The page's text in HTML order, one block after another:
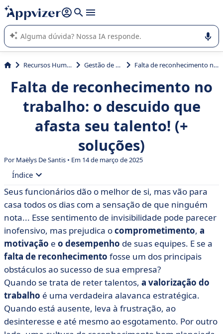
de nossa IA (várias linhas com
A IA do Appvizer o orienta no uso ou na seleção de software
SaaS para sua empresa.
Recursos Humanos (RH) Gestão de Talentos Falta de reconhecimento no trabalho: o descuido que afasta seu talento! (+ soluções)
Falta de reconhecimento no
trabalho: o descuido que
afasta seu talento! (+
soluções)
PorMaëlys De Santis • Em 14 de março de 2025
Índice
• O que é falta de reconhecimento no trabalho?
• Qual é a natureza da falta de reconhecimento no local
de trabalho?
• Como podemos superar a falta de reconhecimento no
trabalho?
• Os benefícios de uma cultura de reconhecimento no
local de trabalho
• Por que a falta de reconhecimento no trabalho ainda
está lutando para ser levada a sério?
• Quais ferramentas você deve usar para incentivar o
Seus funcionários dão o melhor de si, mas vão para
casa todos os dias com a sensação de que ninguém
nota... Esse sentimento de invisibilidade pode parecer
inofensivo, mas prejudica ocomprometimento, a
motivação e o desempenho de suas equipes. E se a
falta de reconhecimento fosse um dos principais
obstáculos ao sucesso de sua empresa?
Quando se trata de reter talentos, a valorização do
trabalho é uma verdadeira alavanca estratégica.
Quando está ausente, leva à frustração, ao
desinteresse e até mesmo ao esgotamento. Por outro